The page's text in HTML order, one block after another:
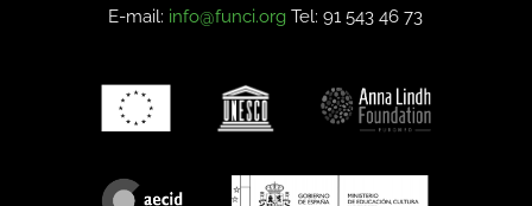
E-mail: info@funci.org Tel: 91 543 46 73